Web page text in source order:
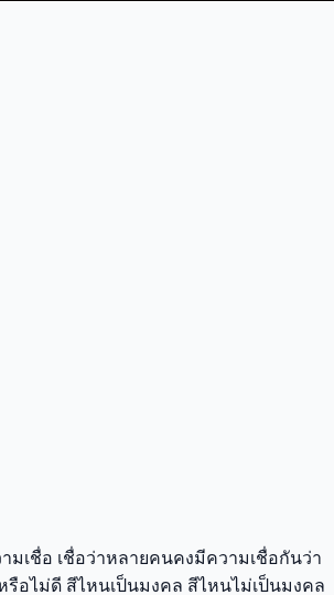
มเชื่อ เชื่อว่าหลายคนคงมีความเชื่อกันว่า
รือไม่ดี สีไหนเป็นมงคล สีไหนไม่เป็นมงคล